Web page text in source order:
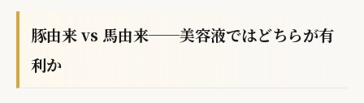
豚由来 vs 馬由来──美容液ではどちらが有
利か